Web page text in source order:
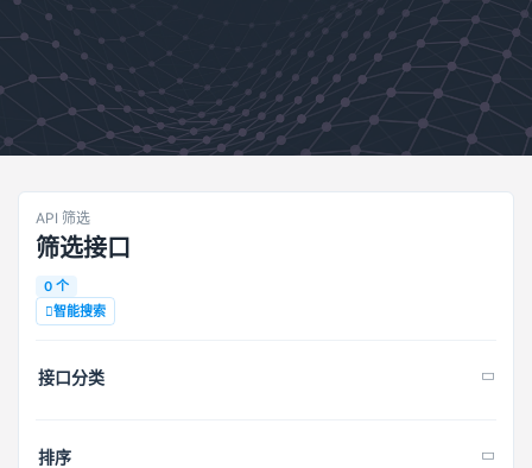
API 筛选
筛选接口
0 个
智能搜索
接口分类
排序